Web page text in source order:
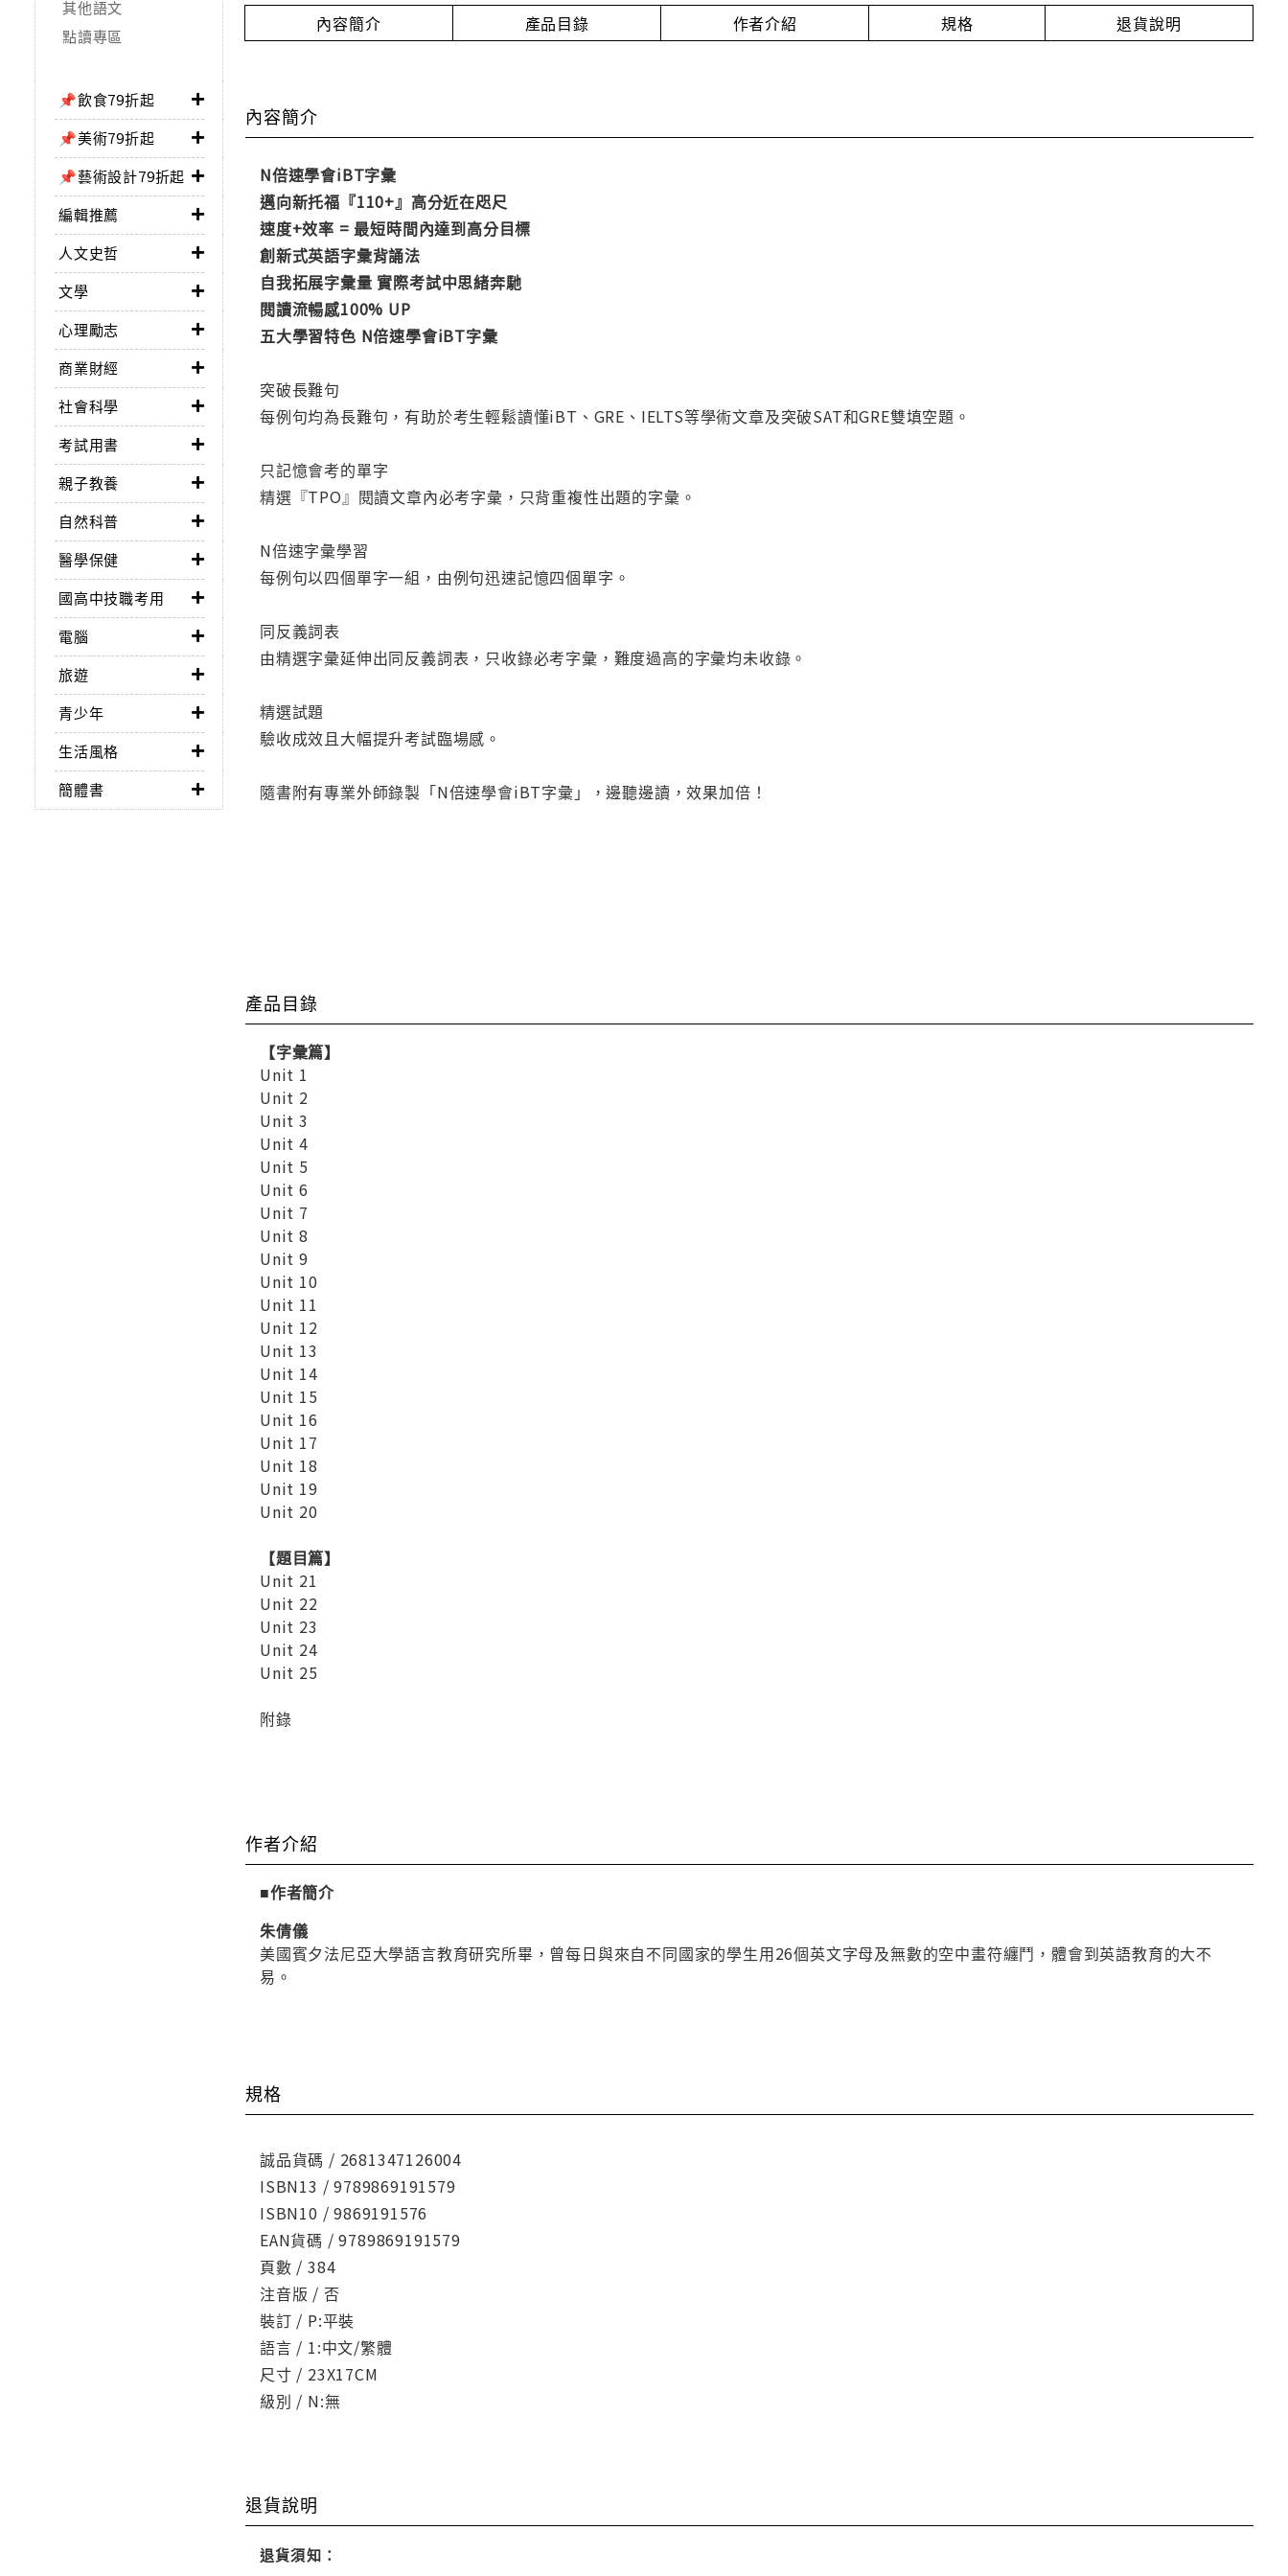
其他語文
點讀專區
📌飲食79折起
📌美術79折起
📌藝術設計79折起
編輯推薦
人文史哲
文學
心理勵志
商業財經
社會科學
考試用書
親子教養
自然科普
醫學保健
國高中技職考用
電腦
旅遊
青少年
生活風格
簡體書
內容簡介 產品目錄 作者介紹 規格 退貨說明
內容簡介
N倍速學會iBT字彙
邁向新托福『110+』高分近在咫尺
速度+效率 = 最短時間內達到高分目標
創新式英語字彙背誦法
自我拓展字彙量 實際考試中思緒奔馳
閱讀流暢感100% UP
五大學習特色 N倍速學會iBT字彙
突破長難句
每例句均為長難句，有助於考生輕鬆讀懂iBT、GRE、IELTS等學術文章及突破SAT和GRE雙填空題。
只記憶會考的單字
精選『TPO』閱讀文章內必考字彙，只背重複性出題的字彙。
N倍速字彙學習
每例句以四個單字一組，由例句迅速記憶四個單字。
同反義詞表
由精選字彙延伸出同反義詞表，只收錄必考字彙，難度過高的字彙均未收錄。
精選試題
驗收成效且大幅提升考試臨場感。
隨書附有專業外師錄製「N倍速學會iBT字彙」，邊聽邊讀，效果加倍！
產品目錄
【字彙篇】
Unit 1
Unit 2
Unit 3
Unit 4
Unit 5
Unit 6
Unit 7
Unit 8
Unit 9
Unit 10
Unit 11
Unit 12
Unit 13
Unit 14
Unit 15
Unit 16
Unit 17
Unit 18
Unit 19
Unit 20
【題目篇】
Unit 21
Unit 22
Unit 23
Unit 24
Unit 25
附錄
作者介紹
■作者簡介
朱倩儀
美國賓夕法尼亞大學語言教育研究所畢，曾每日與來自不同國家的學生用26個英文字母及無數的空中畫符纏鬥，體會到英語教育的大不
易。
規格
誠品貨碼 / 2681347126004
ISBN13 / 9789869191579
ISBN10 / 9869191576
EAN貨碼 / 9789869191579
頁數 / 384
注音版 / 否
裝訂 / P:平裝
語言 / 1:中文/繁體
尺寸 / 23X17CM
級別 / N:無
退貨說明
退貨須知：